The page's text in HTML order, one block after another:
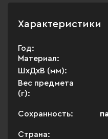
Характеристики
Год:
Материал:
ШхДхВ (мм):
Вес предмета
(г):
Сохранность:
Страна: